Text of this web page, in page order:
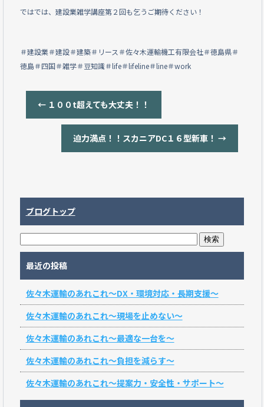
ではでは、建設業雑学講座第２回も乞うご期待ください！
＃建設業＃建設＃建築＃リース＃佐々木運輸機工有限会社＃徳島県＃
徳島＃四国＃雑学＃豆知識＃life＃lifeline＃line＃work
←１００t超えても大丈夫！！
迫力満点！！スカニアDC１６型新車！→
ブログトップ
最近の投稿
佐々木運輸のあれこれ～DX・環境対応・長期支援～
佐々木運輸のあれこれ～現場を止めない～
佐々木運輸のあれこれ～最適な一台を～
佐々木運輸のあれこれ～負担を減らす～
佐々木運輸のあれこれ～提案力・安全性・サポート～